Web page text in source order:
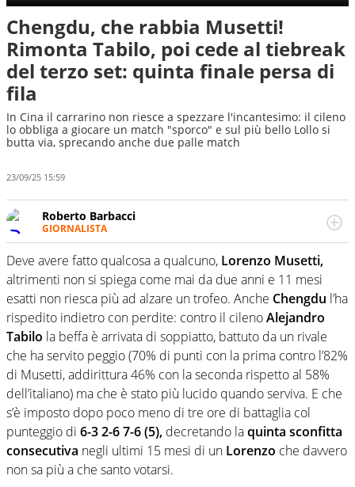
Chengdu, che rabbia Musetti!
Rimonta Tabilo, poi cede al tiebreak
del terzo set: quinta finale persa di
fila
In Cina il carrarino non riesce a spezzare l'incantesimo: il cileno
lo obbliga a giocare un match "sporco" e sul più bello Lollo si
butta via, sprecando anche due palle match
23/09/25 15:59
Roberto Barbacci
GIORNALISTA
Giornalista (pubblicista) sportivo a tutto campo, è il
tuttologo di Virgilio Sport. Provate a chiedergli di boxe, di
scherma, di volley o di curling: ve ne farà innamorare
Deve avere fatto qualcosa a qualcuno, Lorenzo Musetti,
altrimenti non si spiega come mai da due anni e 11 mesi
esatti non riesca più ad alzare un trofeo. Anche Chengdu l’ha
rispedito indietro con perdite: contro il cilenoAlejandro
Tabilo la beffa è arrivata di soppiatto, battuto da un rivale
che ha servito peggio (70% di punti con la prima contro l’82%
di Musetti, addirittura 46% con la seconda rispetto al 58%
dell’italiano) ma che è stato più lucido quando serviva. E che
s’è imposto dopo poco meno di tre ore di battaglia col
punteggio di 6-3 2-6 7-6 (5), decretando laquinta sconfitta
consecutiva negli ultimi 15 mesi di un Lorenzo che davvero
non sa più a che santo votarsi.